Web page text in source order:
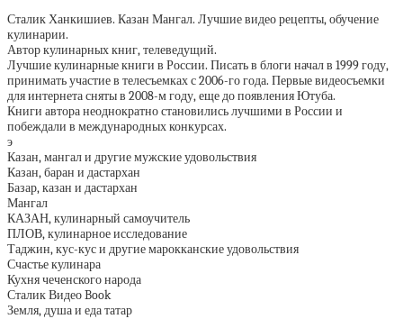
Сталик Ханкишиев. Казан Мангал. Лучшие видео рецепты, обучение
кулинарии.
Автор кулинарных книг, телеведущий.
Лучшие кулинарные книги в России. Писать в блоги начал в 1999 году,
принимать участие в телесъемках с 2006-го года. Первые видеосъемки
для интернета сняты в 2008-м году, еще до появления Ютуба.
Книги автора неоднократно становились лучшими в России и
побеждали в международных конкурсах.
э
Казан, мангал и другие мужские удовольствия
Казан, баран и дастархан
Базар, казан и дастархан
Мангал
КАЗАН, кулинарный самоучитель
ПЛОВ, кулинарное исследование
Таджин, кус-кус и другие марокканские удовольствия
Счастье кулинара
Кухня чеченского народа
Сталик Видео Book
Земля, душа и еда татар